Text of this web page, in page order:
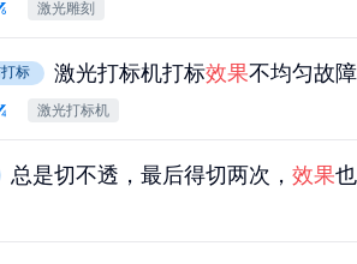
激光雕刻
标 激光打标机打标效果不均匀故
激光打标机
总是切不透，最后得切两次， 效果